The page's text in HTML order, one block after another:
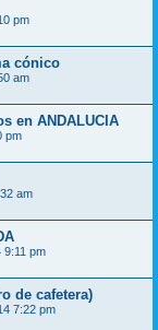
pm
cónico
am
en ANDALUCIA
pm
am
9:11 pm
de cafetera)
7:22 pm